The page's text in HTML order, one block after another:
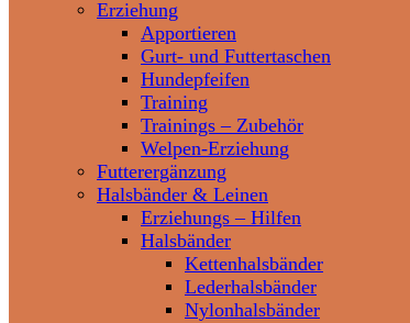
Erziehung
Apportieren
Gurt- und Futtertaschen
Hundepfeifen
Training
Trainings – Zubehör
Welpen-Erziehung
Futterergänzung
Halsbänder & Leinen
Erziehungs – Hilfen
Halsbänder
Kettenhalsbänder
Lederhalsbänder
Nylonhalsbänder